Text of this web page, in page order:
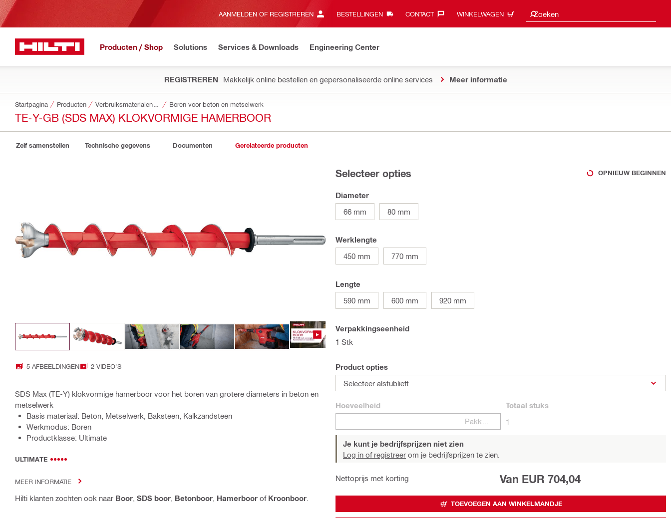
AANMELDEN OF REGISTREREN BESTELLINGEN CONTACT‎ WINKELWAGEN Zoeken
Zoeksuggesties
Producten / Shop Solutions Services & Downloads Engineering Center
REGISTREREN Makkelijk online bestellen en gepersonaliseerde online services Meer informatie
Startpagina Producten Boren voor beton en metselwerk
TE-Y-GB (SDS MAX) KLOKVORMIGE HAMERBOOR
Zelf samenstellen Technische gegevens Documenten Gerelateerde producten
5 AFBEELDINGEN 2 VIDEO'S
SDS Max (TE-Y) klokvormige hamerboor voor het boren van grotere diameters in beton en
metselwerk
Basis materiaal: Beton, Metselwerk, Baksteen, Kalkzandsteen
Werkmodus: Boren
Productklasse: Ultimate
ULTIMATE
MEER INFORMATIE
Hilti klanten zochten ook naar Boor SDS boor Betonboor Hamerboor of Kroonboor
Selecteer opties OPNIEUW BEGINNEN
Diameter
66 mm
80 mm
Werklengte
450 mm
770 mm
Lengte
590 mm
600 mm 920 mm
Verpakkingseenheid
1 Stk
Product opties
Selecteer alstublieft
Hoeveelheid
Totaal stuks
1
Je kunt je bedrijfsprijzen niet zien
Log in of registreer om je bedrijfsprijzen te zien.
Nettoprijs met korting Van EUR 704,04
TOEVOEGEN AAN WINKELMANDJE